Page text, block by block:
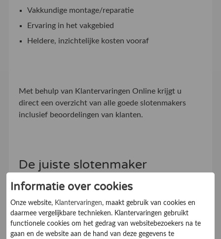
Vakkundige montage/reparatie
Ervaring in het vakgebied
Heldere, inzichtelijke kosten vooraf
Met behulp van Klantervaringen Online krijgt u
direct een overzicht van alle goede slotenmakers
inclusief beoordelingen van klanten.
De juiste slotenmaker
Met behulp van beoordelingen van voorgaande
voorkennis een goed beeld worden geschetst van
ervaringen van voorgaande klanten. Aan de hand van
deze kennis kunt u een betrouwbare slotenmaker
Informatie over cookies
Onze website, Klantervaringen, maakt gebruik van cookies en
daarmee vergelijkbare technieken. Klantervaringen gebruikt
functionele cookies om het gedrag van websitebezoekers na te
gaan en de website aan de hand van deze gegevens te